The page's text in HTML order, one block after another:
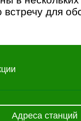
для
Адреса станций